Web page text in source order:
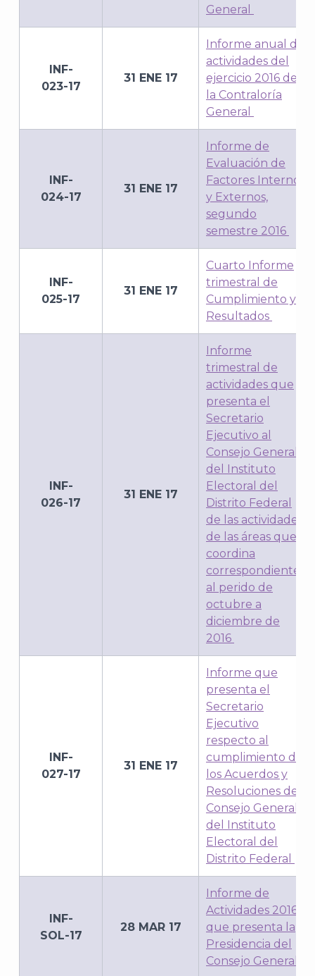
General
INF-
023-17
31 ENE 17
Informe anual de
actividades del
ejercicio 2016 de
la Contraloría
General
INF-
024-17
31 ENE 17
Informe de
Evaluación de
Factores Internos
y Externos,
segundo
semestre 2016
INF-
025-17
31 ENE 17
Cuarto Informe
trimestral de
Cumplimiento y
Resultados
INF-
026-17
31 ENE 17
Informe
trimestral de
actividades que
presenta el
Secretario
Ejecutivo al
Consejo General
del Instituto
Electoral del
Distrito Federal
de las actividades
de las áreas que
coordina
correspondiente
al perido de
octubre a
diciembre de
2016
INF-
027-17
31 ENE 17
Informe que
presenta el
Secretario
Ejecutivo
respecto al
cumplimiento de
los Acuerdos y
Resoluciones del
Consejo General
del Instituto
Electoral del
Distrito Federal
INF-
SOL-17
28 MAR 17
Informe de
Actividades 2016
que presenta la
Presidencia del
Consejo General.